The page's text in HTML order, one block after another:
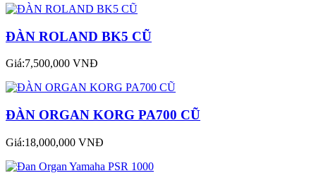
ĐÀN ROLAND BK5 CŨ
Giá:7,500,000 VNĐ
ĐÀN ORGAN KORG PA700 CŨ
Giá:18,000,000 VNĐ